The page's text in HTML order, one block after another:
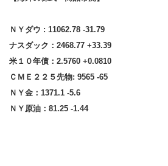
ＮＹダウ : 11062.78 -31.79
ナスダック：2468.77 +33.39
米１０年債：2.5760 +0.0810
ＣＭＥ２２５先物: 9565 -65
ＮＹ金：1371.1 -5.6
ＮＹ原油：81.25 -1.44